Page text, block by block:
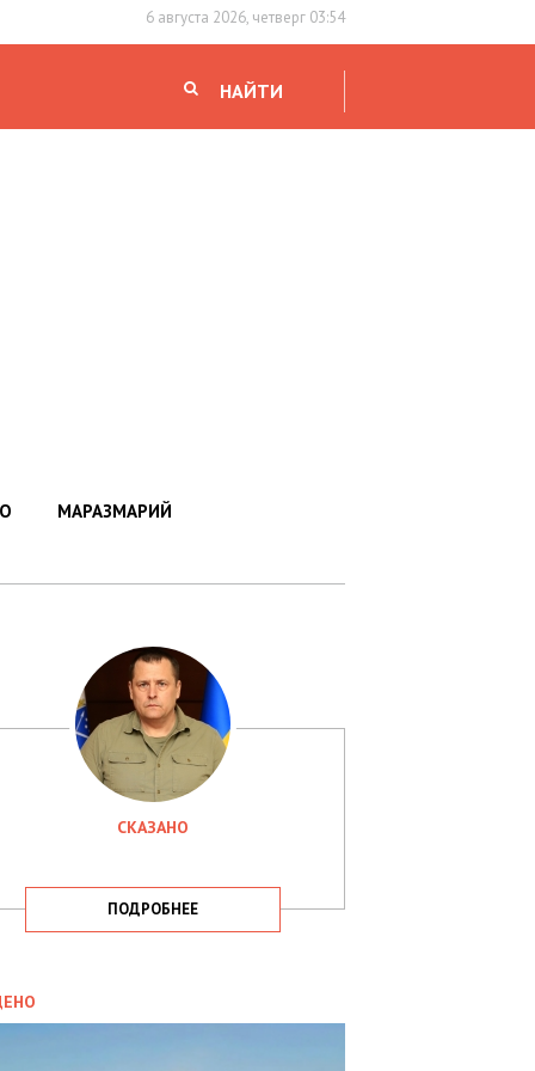
6 августа 2026, четверг 03:54
НАЙТИ
МАРАЗМАРИЙ
СКАЗАНО
ПОДРОБНЕЕ